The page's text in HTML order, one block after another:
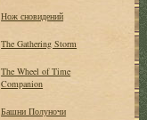
Нож сновидений
The Gathering Storm
The Wheel of Time
Companion
Башни Полуночи